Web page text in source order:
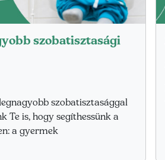
szobatisztasági
szobatisztasággal
Te is, hogy segíthessünk a
a gyermek